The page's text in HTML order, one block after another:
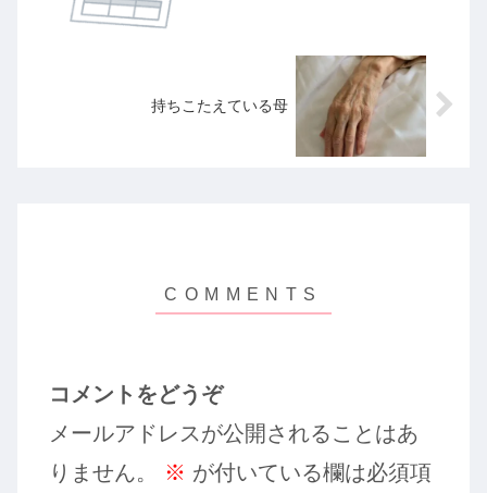
持ちこたえている母
コメントをどうぞ
メールアドレスが公開されることはあ
りません。
※ が付いている欄は必須項